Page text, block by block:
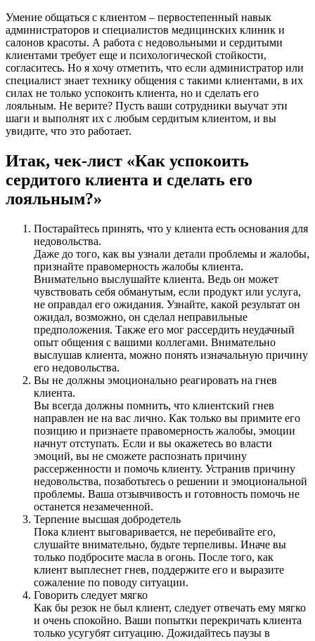
Умение общаться с клиентом – первостепенный навык
администраторов и специалистов медицинских клиник и
салонов красоты. А работа с недовольными и сердитыми
клиентами требует еще и психологической стойкости,
согласитесь. Но я хочу отметить, что если администратор или
специалист знает технику общения с такими клиентами, в их
силах не только успокоить клиента, но и сделать его
лояльным. Не верите? Пусть ваши сотрудники выучат эти
шаги и выполнят их с любым сердитым клиентом, и вы
увидите, что это работает.
Итак, чек-лист «Как успокоить
сердитого клиента и сделать его
лояльным?»
Постарайтесь принять, что у клиента есть основания для
недовольства.
Даже до того, как вы узнали детали проблемы и жалобы,
признайте правомерность жалобы клиента.
Внимательно выслушайте клиента. Ведь он может
чувствовать себя обманутым, если продукт или услуга,
не оправдал его ожидания. Узнайте, какой результат он
ожидал, возможно, он сделал неправильные
предположения. Также его мог рассердить неудачный
опыт общения с вашими коллегами. Внимательно
выслушав клиента, можно понять изначальную причину
его недовольства.
Вы не должны эмоционально реагировать на гнев
клиента.
Вы всегда должны помнить, что клиентский гнев
направлен не на вас лично. Как только вы примите его
позицию и признаете правомерность жалобы, эмоции
начнут отступать. Если и вы окажетесь во власти
эмоций, вы не сможете распознать причину
рассерженности и помочь клиенту. Устранив причину
недовольства, позаботьтесь о решении и эмоциональной
проблемы. Ваша отзывчивость и готовность помочь не
останется незамеченной.
Терпение высшая добродетель
Пока клиент выговаривается, не перебивайте его,
слушайте внимательно, будьте терпеливы. Иначе вы
только подбросите масла в огонь. После того, как
клиент выплеснет гнев, поддержите его и выразите
сожаление по поводу ситуации.
Говорить следует мягко
Как бы резок не был клиент, следует отвечать ему мягко
и очень спокойно. Ваши попытки перекричать клиента
только усугубят ситуацию. Дожидайтесь паузы в